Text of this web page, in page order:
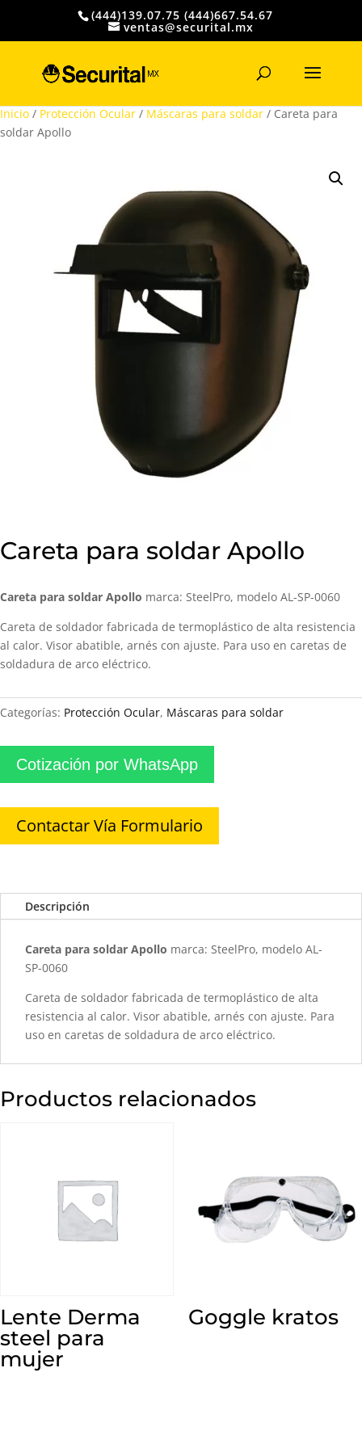
(444)139.07.75 (444)667.54.67
ventas@securital.mx
productos
Inicio / Protección Ocular / Máscaras para soldar / Careta para
soldar Apollo
Careta para soldar Apollo
Careta para soldar Apollo marca: SteelPro, modelo AL-SP-0060
Careta de soldador fabricada de termoplástico de alta resistencia
al calor. Visor abatible, arnés con ajuste. Para uso en caretas de
soldadura de arco eléctrico.
Categorías: Protección Ocular, Máscaras para soldar
Cotización por WhatsApp
Contactar Vía Formulario
Descripción
Careta para soldar Apollo marca: SteelPro, modelo AL-
SP-0060
Careta de soldador fabricada de termoplástico de alta
resistencia al calor. Visor abatible, arnés con ajuste. Para
uso en caretas de soldadura de arco eléctrico.
Productos relacionados
Lente Derma
steel para
mujer
Goggle kratos